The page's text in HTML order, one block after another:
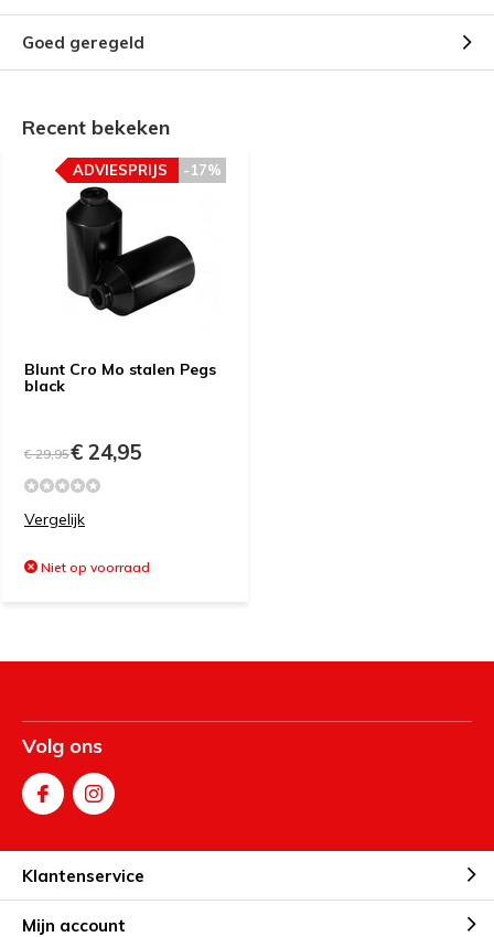
Goed geregeld
Recent bekeken
Blunt Cro Mo stalen Pegs
black
-17%
ADVIESPRIJS
€ 29,95€ 24,95
Vergelijk
Niet op voorraad
Volg ons
Klantenservice
Mijn account